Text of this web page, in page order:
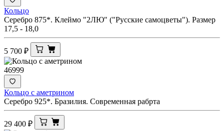
Кольцо
Серебро 875*. Клеймо "2ЛЮ" ("Русские самоцветы"). Размер
17,5 - 18,0
5 700 ₽
46999
Кольцо с аметрином
Серебро 925*. Бразилия. Современная рабрта
29 400 ₽